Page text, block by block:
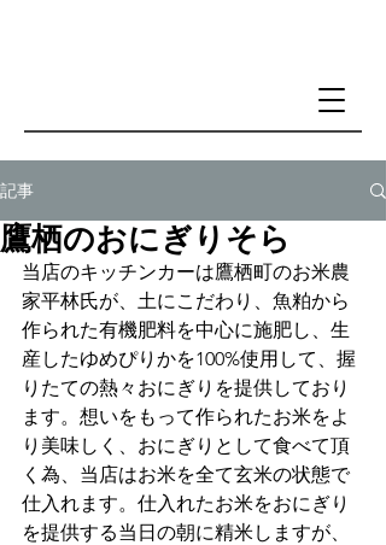
記事
鷹栖のおにぎりそら
当店のキッチンカーは鷹栖町のお米農
家平林氏が、土にこだわり、魚粕から
作られた有機肥料を中心に施肥し、生
産したゆめぴりかを100%使用して、握
りたての熱々おにぎりを提供しており
ます。想いをもって作られたお米をよ
り美味しく、おにぎりとして食べて頂
く為、当店はお米を全て玄米の状態で
仕入れます。仕入れたお米をおにぎり
を提供する当日の朝に精米しますが、